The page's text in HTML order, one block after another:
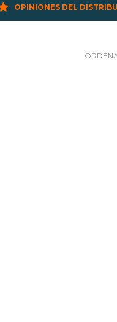
OPINIONES DEL